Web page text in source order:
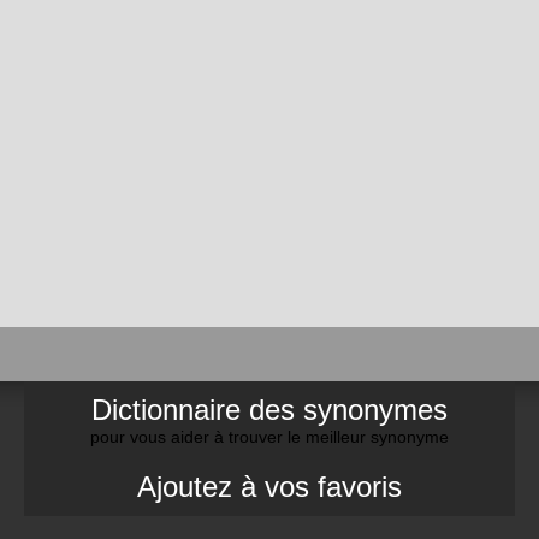
Dictionnaire des synonymes
pour vous aider à trouver le meilleur synonyme
Ajoutez à vos favoris